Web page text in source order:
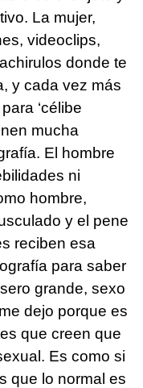
La mujer,
videoclips,
donde te
y cada vez más
‘célibe
mucha
El hombre
ni
hombre,
y el pene
reciben esa
para saber
grande, sexo
dejo porque es
que creen que
Es como si
que lo normal es